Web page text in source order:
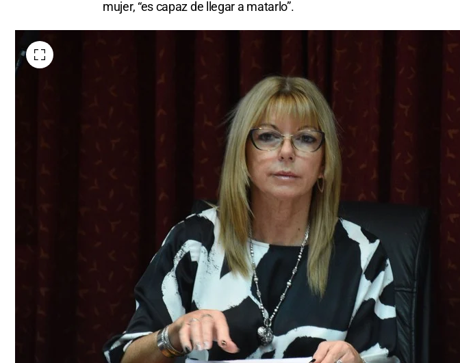
mujer, “es capaz de llegar a matarlo”.